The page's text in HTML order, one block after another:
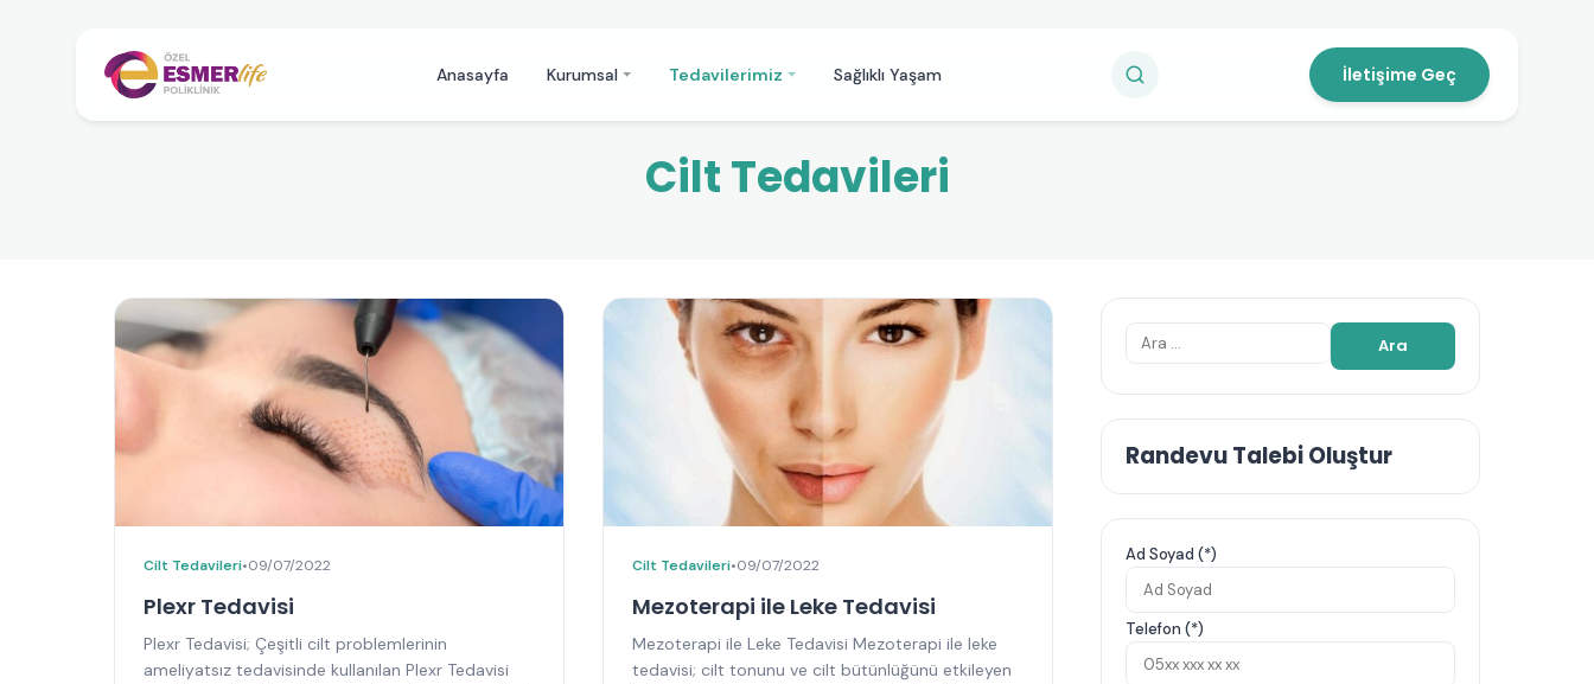
Anasayfa Kurumsal Tedavilerimiz Sağlıklı Yaşam İletişime Geç
Cilt Tedavileri
Cilt Tedavileri•09/07/2022
Plexr Tedavisi
Plexr Tedavisi; Çeşitli cilt problemlerinin
ameliyatsız tedavisinde kullanılan Plexr Tedavisi
Cilt Tedavileri•09/07/2022
Mezoterapi ile Leke Tedavisi
Mezoterapi ile Leke Tedavisi Mezoterapi ile leke
tedavisi; cilt tonunu ve cilt bütünlüğünü etkileyen
Arama:
Randevu Talebi Oluştur
Ad Soyad (*)
Telefon (*)